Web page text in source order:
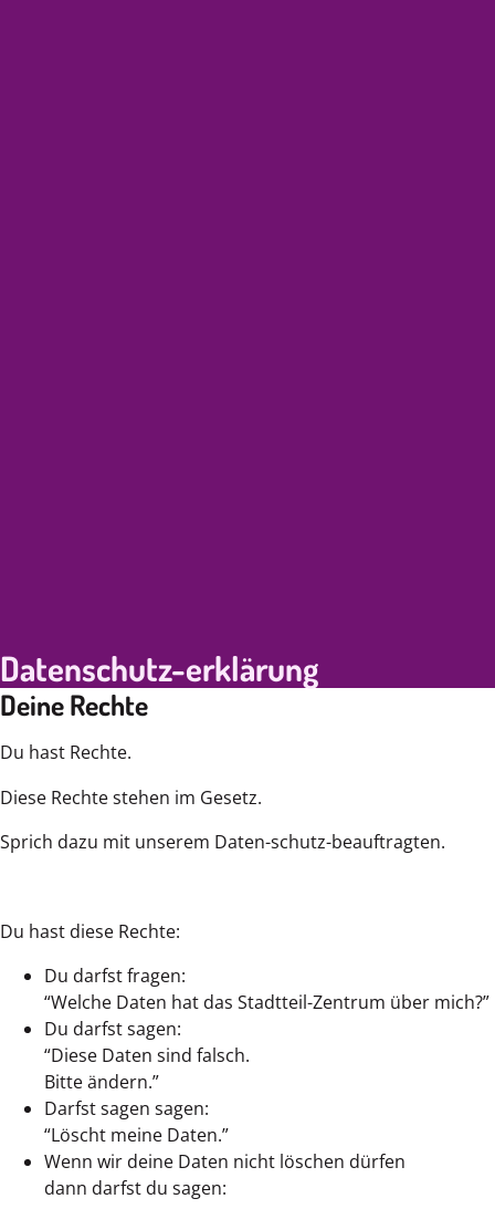
Datenschutz-erklärung
Deine Rechte
Du hast Rechte.
Diese Rechte stehen im Gesetz.
Sprich dazu mit unserem Daten-schutz-beauftragten.
Du hast diese Rechte:
Du darfst fragen:
“Welche Daten hat das Stadtteil-Zentrum über mich?”
Du darfst sagen:
“Diese Daten sind falsch.
Bitte ändern.”
Darfst sagen sagen:
“Löscht meine Daten.”
Wenn wir deine Daten nicht löschen dürfen
dann darfst du sagen: